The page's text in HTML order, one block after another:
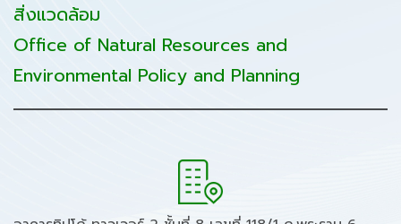
สิ่งแวดล้อม
Office of Natural Resources and
Environmental Policy and Planning